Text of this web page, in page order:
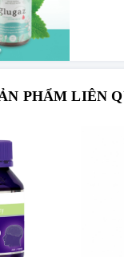
PHẨM LIÊN